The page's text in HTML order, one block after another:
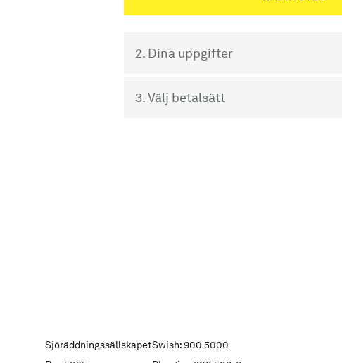
2. Dina uppgifter
3. Välj betalsätt
SjöräddningssällskapetSwish: 900 5000